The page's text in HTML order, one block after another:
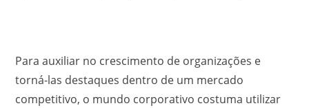
Para auxiliar no crescimento de organizações e
torná-las destaques dentro de um mercado
competitivo, o mundo corporativo costuma utilizar